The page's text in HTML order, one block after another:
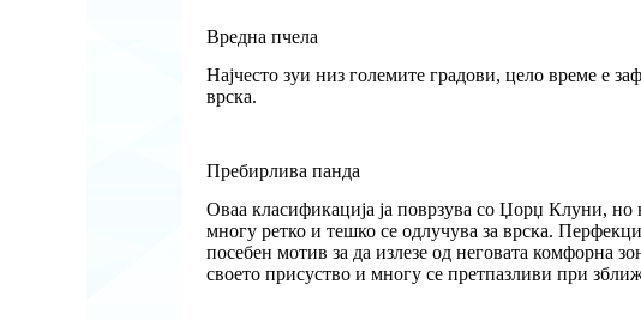
Вредна пчела
Најчесто зуи низ големите градови, цело време е
врска.
Пребирлива панда
Оваа класификација ја поврзува со Џорџ Клуни,
многу ретко и тешко се одлучува за врска.
посебен мотив за да излезе од неговата комфорна
своето присуство и многу се претпазливи при